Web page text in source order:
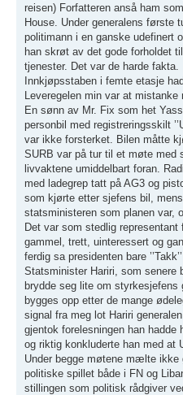
reisen) Forfatteren anså ham
House. Under generalens første
politimann i en ganske udefinert
han skrøt av det gode forholdet
tjenester. Det var de harde fakta.
Innkjøpsstaben i femte etasje
Leveregelen min var at mistanke
En sønn av Mr. Fix som het
personbil med registreringsskilt
var ikke forsterket. Bilen måtte
SURB var på tur til et møte med
livvaktene umiddelbart foran.
med ladegrep tatt på AG3 og
som kjørte etter sjefens bil,
statsministeren som planen var,
Det var som stedlig
gammel, trett, uinteressert og
ferdig sa presidenten bare
Statsminister Hariri, som senere
brydde seg lite om styrkesjefens
bygges opp etter de mange
signal fra meg lot Hariri
gjentok forelesningen han
og riktig konkluderte han med at
Under begge møtene mælte ikke
politiske spillet både i FN og
stillingen som politisk rådgiver